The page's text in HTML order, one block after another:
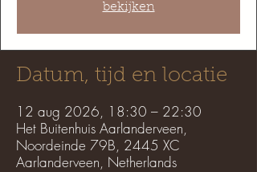
bekijken
Datum, tijd en locatie
12 aug 2026, 18:30 – 22:30
Het Buitenhuis Aarlanderveen,
Noordeinde 79B, 2445 XC
Aarlanderveen, Netherlands